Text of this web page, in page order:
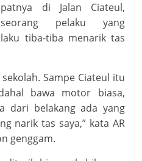
di Jalan Ciateul,
pelaku yang
tiba-tiba menarik tas
Sampe Ciateul itu
bawa motor biasa,
dari belakang ada yang
narik tas saya,” kata AR
genggam.